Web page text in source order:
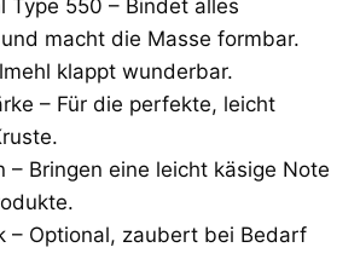
Type 550 – Bindet alles
macht die Masse formbar.
klappt wunderbar.
– Für die perfekte, leicht
– Bringen eine leicht käsige Note
– Optional, zaubert bei Bedarf